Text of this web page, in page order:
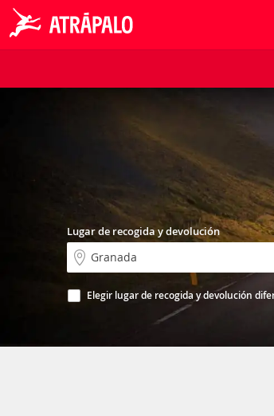
Lugar de recogida y devolución
Elegir lugar de recogida y devolución